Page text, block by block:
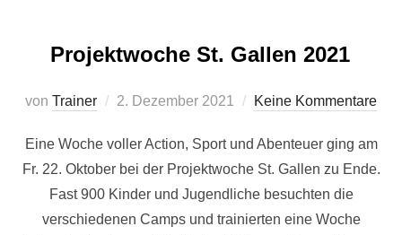
Projektwoche St. Gallen 2021
von Trainer
Veröffentlicht
2. Dezember 2021 Keine Kommentare
Eine Woche voller Action, Sport und Abenteuer ging am
Fr. 22. Oktober bei der Projektwoche St. Gallen zu Ende.
Fast 900 Kinder und Jugendliche besuchten die
verschiedenen Camps und trainierten eine Woche